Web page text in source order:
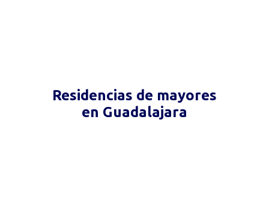
Residencias de mayores
en Guadalajara